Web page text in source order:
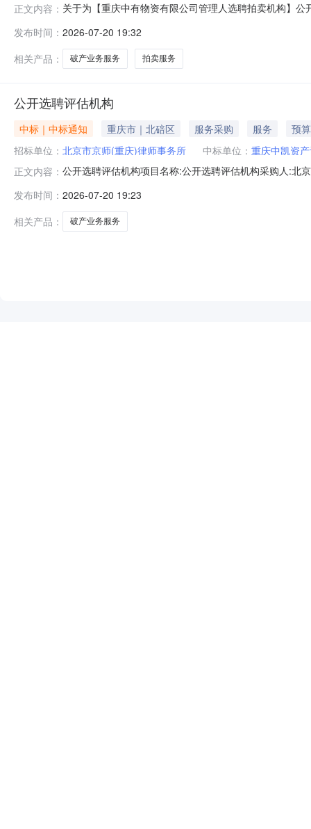
正文内容： 关于为【重庆中有物资有限公司管理人选聘拍卖机构】
工程建设项目规模平方米（153.09平方米）债务人情况
1000万元是否
发布时间： 2026-07-20 19:32
相关产品：
破产业务服务 拍卖服务
公开选聘评估机构
中标｜中标通知 重庆市｜北碚区 服务采购 服务
预
招标单位： 北京市京师(重庆)律师事务所 中标单位： 重庆中凯资
正文内容： 公开选聘评估机构项目名称:公开选聘评估机构采购人:北
差旅费、人员食宿以及项目实施中发生的其他各项费用
发布时间： 2026-07-20 19:23
相关产品：
破产业务服务